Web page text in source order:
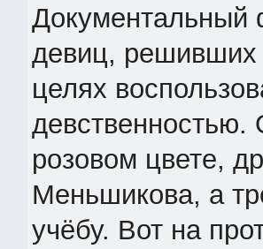
Документальный
девиц, решивших
целях
девственностью.
розовом цвете,
Меньшикова, а
учёбу. Вот на